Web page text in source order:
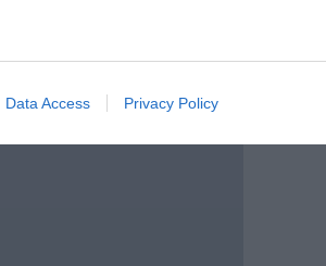
Data Access Privacy Policy